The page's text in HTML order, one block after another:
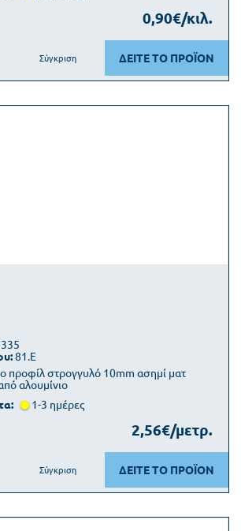
0,90€/κιλ.
ΔΕΙΤΕ ΤΟ ΠΡΟΪΟΝ
Σύγκριση
προφίλ στρογγυλό 10mm ασημί ματ
αλουμίνιο
81.Ε
1-3 ημέρες
2,56€/μετρ.
ΔΕΙΤΕ ΤΟ ΠΡΟΪΟΝ
Σύγκριση